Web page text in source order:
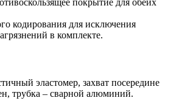
покрытие для обеих
кодирования для исключения
в комплекте.
эластомер, захват посередине
трубка – сварной алюминий.